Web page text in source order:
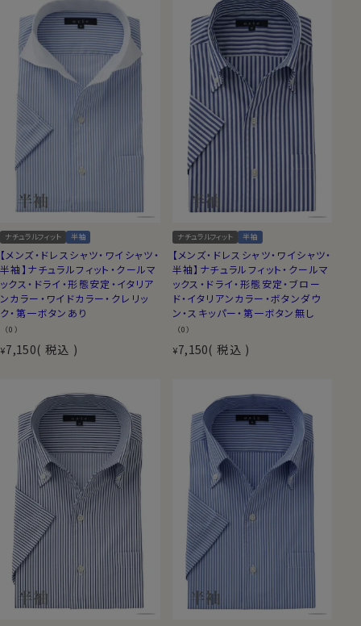
ナチュラルフィット 半袖
【メンズ・ドレスシャツ・ワイシャツ・
半袖】ナチュラルフィット・クールマ
ックス・ドライ・形態安定・イタリア
ンカラー・ワイドカラー・クレリッ
ク・第一ボタンあり
（0）
¥7,150 税込
ナチュラルフィット 半袖
【メンズ・ドレスシャツ・ワイシャツ・
半袖】ナチュラルフィット・クールマ
ックス・ドライ・形態安定・ブロー
ド・イタリアンカラー・ボタンダウ
ン・スキッパー・第一ボタン無し
（0）
¥7,150 税込